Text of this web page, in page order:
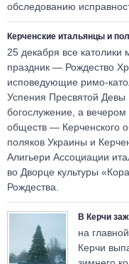
обследованию
Керченские итальянцы и
25 декабря все
праздник — Рождество
исповедующие римо-
Успения Пресвятой
богослужение, а
обществ — Керченского
поляков Украины и
Алигьери Ассоциации
во Дворце культуры
Рождества.
В Керчи
на
Керчи